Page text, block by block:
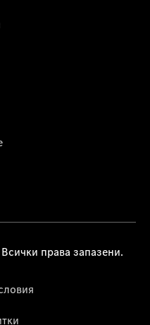
права запазени.